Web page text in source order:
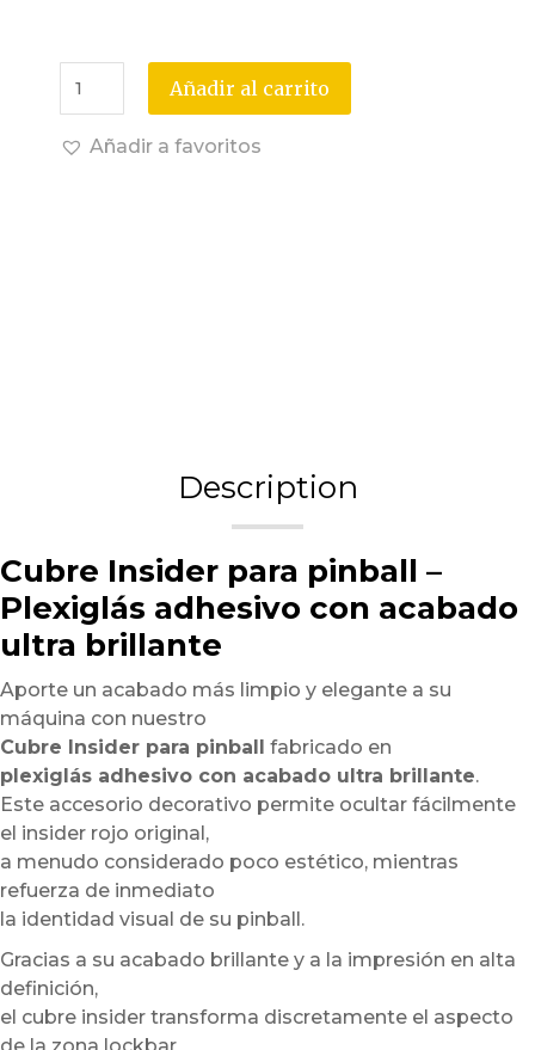
Añadir al carrito
Añadir a favoritos
Description
Cubre Insider para pinball –
Plexiglás adhesivo con acabado
ultra brillante
Aporte un acabado más limpio y elegante a su
máquina con nuestro
Cubre Insider para pinball fabricado en
plexiglás adhesivo con acabado ultra brillante.
Este accesorio decorativo permite ocultar fácilmente
el insider rojo original,
a menudo considerado poco estético, mientras
refuerza de inmediato
la identidad visual de su pinball.
Gracias a su acabado brillante y a la impresión en alta
definición,
el cubre insider transforma discretamente el aspecto
de la zona lockbar